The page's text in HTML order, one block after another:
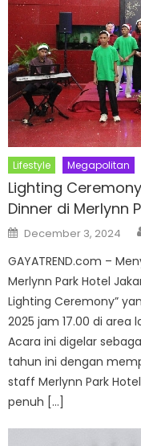
Lifestyle Megapolitan
Lighting
Dinner di Merlynn
Posted
on
December 3, 2024
GAYATREND.com –
Merlynn Park Hotel
Lighting Ceremony”
2025 jam 17.00 di area
Acara ini digelar
tahun ini dengan
staff Merlynn Park
penuh […]